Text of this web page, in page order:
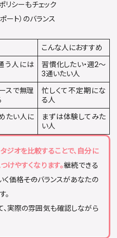
リシーもチェック
ート）のバランス
こんな人におすすめ
う人には
習慣化したい・週2〜
3通いたい人
スで無理
忙しくて不定期にな
る人
たい人に
まずは体験してみた
い人
ジオを比較することで、自分に
けやすくなります。継続できる
価格――そのバランスがあなたの
。
、実際の雰囲気も確認しながら